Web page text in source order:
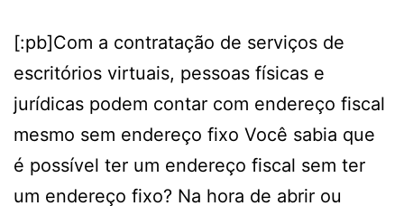
[:pb]Com a contratação de serviços de
escritórios virtuais, pessoas físicas e
jurídicas podem contar com endereço fiscal
mesmo sem endereço fixo Você sabia que
é possível ter um endereço fiscal sem ter
um endereço fixo? Na hora de abrir ou